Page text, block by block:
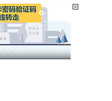
福州机场五一假期怎么停车
福州=曼谷廊曼启航 两地出
当快闪遇见安全宣传，福州